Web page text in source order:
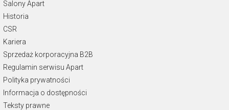
Salony Apart
Historia
CSR
Kariera
Sprzedaż korporacyjna B2B
Regulamin serwisu Apart
Polityka prywatności
Informacja o dostępności
Teksty prawne